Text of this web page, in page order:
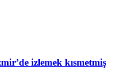
izlemek kısmetmiş